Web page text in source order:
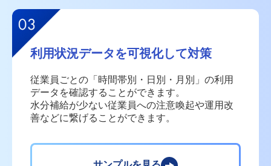
利用状況データを可視化して対策
従業員ごとの「時間帯別・日別・月別」の利用
データを確認することができます。
水分補給が少ない従業員への注意喚起や運用改
善などに繋げることができます。